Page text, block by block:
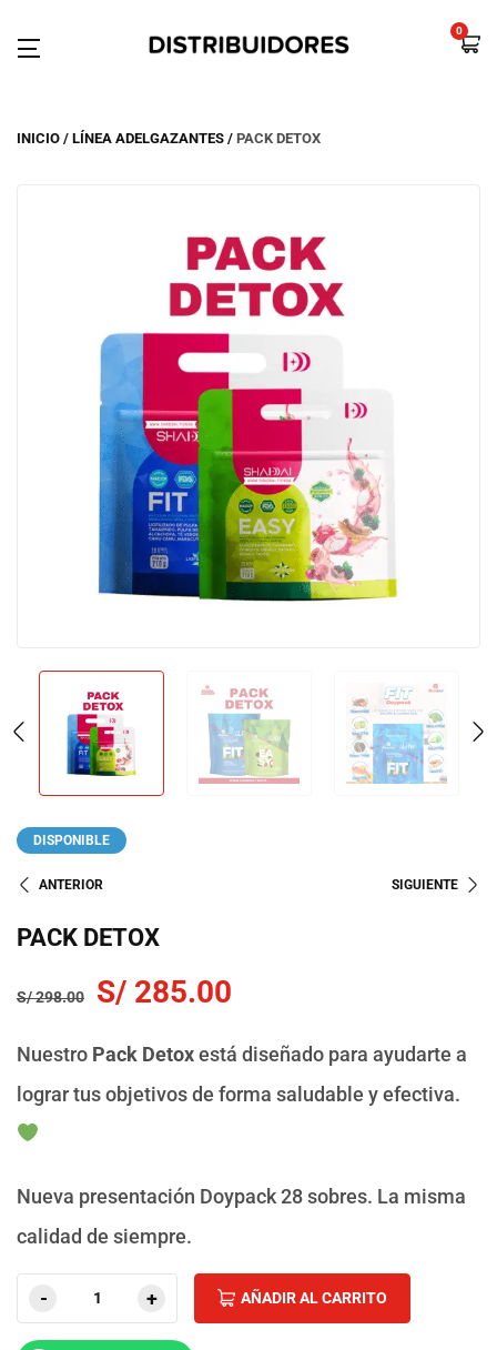
0
INICIO LÍNEA ADELGAZANTES PACK DETOX
DISPONIBLE
ANTERIOR SIGUIENTE
PACK DETOX
S/298.00 S/ 285.00
Nuestro Pack Detoxestá diseñado para ayudarte a
lograr tus objetivos de forma saludable y efectiva.
Nueva presentación Doypack 28 sobres. La misma
calidad de siempre.
AÑADIR AL CARRITO